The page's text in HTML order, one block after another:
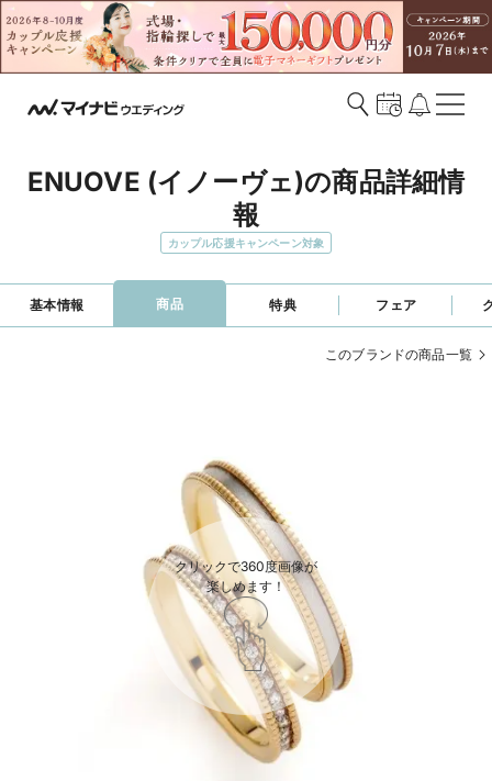
ENUOVE (イノーヴェ)の商品詳細情
報
カップル応援キャンペーン対象
基本情報 商品 特典 フェア
このブランドの商品一覧
クリックで360度画像が
楽しめます！